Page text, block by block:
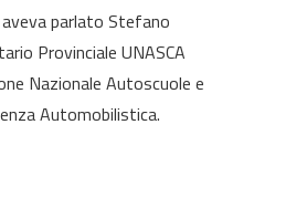
parlato Stefano
Provinciale UNASCA
Nazionale Autoscuole e
Automobilistica.